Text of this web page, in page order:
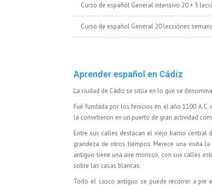
Curso de español General intensivo 20 + 5
Curso de español General 20 lecciónes
Aprender español en Cádiz
La ciudad de Cádiz se sitúa en lo que se
Fué fundada por los fenicios en el año 1100
la convirtieron en un puerto de gran actividad
Entre sus calles destacan el viejo barrio central
grandeza de otros tiempos. Merece una visita
antiguo tiene una aire morisco, con sus calles
sobre las casas blancas.
Todo el casco antiguo se puede recorrer a pie